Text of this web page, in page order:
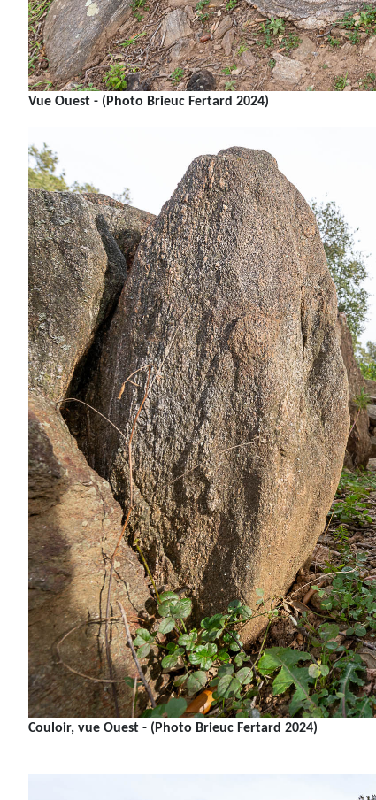
Vue Ouest - (Photo Brieuc Fertard 2024)
Couloir, vue Ouest - (Photo Brieuc Fertard 2024)